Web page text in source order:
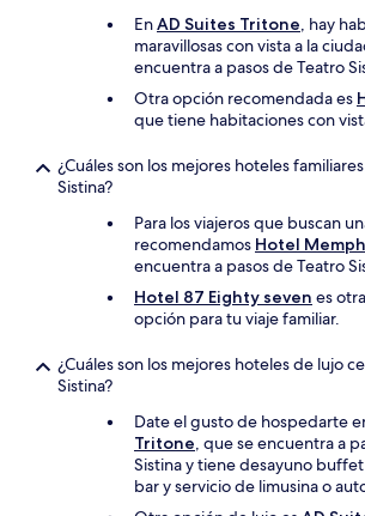
EnAD Suites Tritone, hay
maravillosas con vista a la
encuentra a pasos de Teatro
Otra opción recomendada es
que tiene habitaciones con
¿Cuáles son los mejores hoteles
Sistina?
Para los viajeros que buscan
recomendamos Hotel
encuentra a pasos de Teatro
Hotel 87 Eighty seven es
opción para tu viaje familiar.
¿Cuáles son los mejores hoteles de lujo
Sistina?
Date el gusto de hospedarte
Tritone, que se encuentra a
Sistina y tiene desayuno
bar y servicio de limusina o